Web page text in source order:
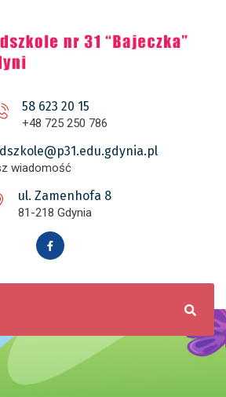
58 623 20 15
+48 725 250 786
wiadomość
ul. Zamenhofa 8
81-218 Gdynia